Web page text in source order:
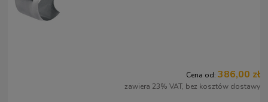
Cena od: 386,00 zł
zawiera 23% VAT, bez kosztów dostawy